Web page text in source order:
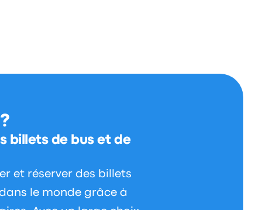
billets de bus et de
et réserver des billets
le monde grâce à